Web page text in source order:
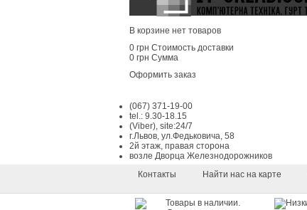
В корзине нет товаров
0 грн Стоимость доставки
0 грн Сумма
Оформить заказ
(067) 371-19-00
tel.: 9.30-18.15
(Viber), site:24/7
г.Львов, ул.Федьковича, 58
2й этаж, правая сторона
возле Дворца Железнодорожников
Контакты
Найти нас на карте